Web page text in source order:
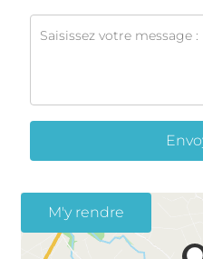
M'y rendre